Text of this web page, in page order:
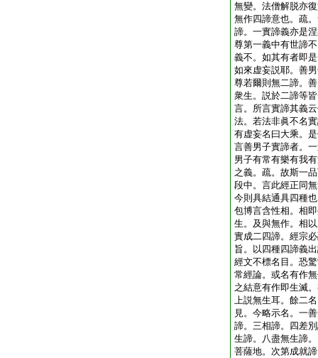
無變。法僧解脱亦
無作四諦意也。疏
諦。一實諦義亦是
尊第一義中有世諦
義不。如其有者即
如來虚妄説耶。善
尊若爾則無二諦。
衆生。説於二諦等
言。所言實諦其義
法。若法非眞不名
有虚妄名曰大乘。
言善男子實諦者。
男子有常有樂有我
之義。疏。故斯一
段中。言此經正同
今則具結通具四種
包博言含性相。相
生。及與無作。相
實成二四諦。經宗
旨。以四種四諦義
經文不標名目。恐
常經論。或名有作
之結意有作即生滅
上説無生耳。餘二
見。今略示名。一
諦。三相諦。四差
生諦。八盡無生諦
菩薩地。次第成就